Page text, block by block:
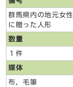
群馬県内の地元女
に贈った人形
数量
１件
媒体
布，毛筆